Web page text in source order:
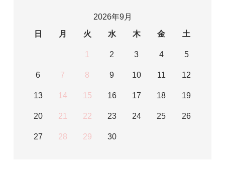
2026年9月
日
月 火 水 木 金 土
1 2 3 4 5
6 7 8 9 10 11 12
13 14 15 16 17 18 19
20 21 22 23 24 25 26
27 28 29 30